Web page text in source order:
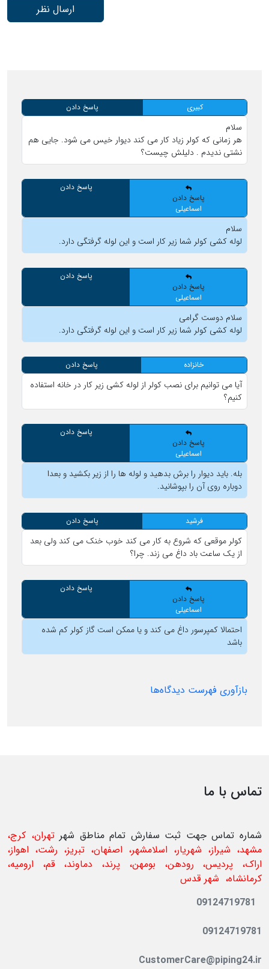
ارسال نظر
کبیری پاسخ دادن
سلام
هر زمانی که کولر زیاد کار می کند دیوار خیس می شود. جایی هم
نشتی ندیدم . دلیلش چیست؟
پاسخ دادن
اسماعیلی
پاسخ دادن
سلام
لوله کشی کولر شما زیر کار است و این لوله گرفتگی دارد.
پاسخ دادن
اسماعیلی
پاسخ دادن
سلام دوست گرامی
لوله کشی کولر شما زیر کار است و این لوله گرفتگی دارد.
خانزاده پاسخ دادن
آیا می توانیم برای نصب کولر از لوله کشی زیر کار در خانه استفاده
کنیم؟
پاسخ دادن
اسماعیلی
پاسخ دادن
بله. باید دیوار را برش بدهید و لوله ها را از زیر بکشید و بعدا
دوباره روی آن را بپوشانید.
فرشید پاسخ دادن
کولر موقعی که شروع به کار می کند خوب خنک می کند ولی بعد
از یک ساعت باد داغ می زند. چرا؟
پاسخ دادن
اسماعیلی
پاسخ دادن
احتمالا کمپرسور داغ می کند و یا ممکن است گاز کولر کم شده
باشد
بازآوری فهرست دیدگاه‌ها
تماس با ما
شماره تماس جهت ثبت سفارش تمام مناطق شهرتهران، کرج،
مشهد، شیراز، شهریار، اسلامشهر، اصفهان، تبریز، رشت، اهواز،
اراک، پردیس، رودهن، بومهن، پرند، دماوند، قم، ارومیه،
کرمانشاه، شهر قدس
09124719781
09124719781
CustomerCare@piping24.ir